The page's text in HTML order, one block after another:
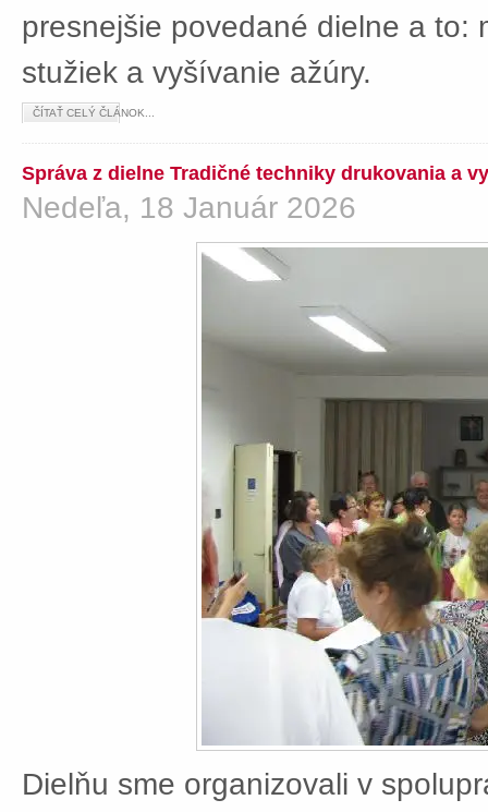
presnejšie povedané dielne a to:
stužiek a vyšívanie ažúry.
ČÍTAŤ CELÝ ČLÁNOK...
Správa z dielne Tradičné techniky drukovania a
Nedeľa, 18 Január 2026
Dielňu sme organizovali v